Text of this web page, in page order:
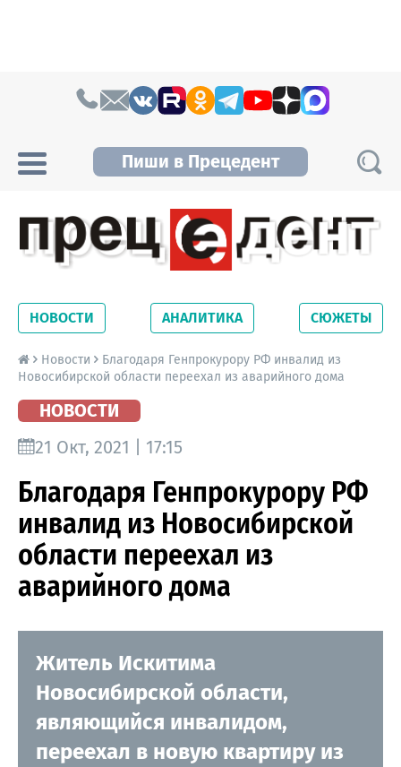
Пиши в Прецедент
Новосибирской области. Читайте свежие
новости на сайте сетевого издания
Precedent.
НОВОСТИ АНАЛИТИКА СЮЖЕТЫ
Новости
Благодаря Генпрокурору РФ инвалид из
Новосибирской области переехал из аварийного дома
НОВОСТИ
21 Окт, 2021 | 17:15
Благодаря Генпрокурору РФ
инвалид из Новосибирской
области переехал из
аварийного дома
Житель Искитима
Новосибирской области,
являющийся инвалидом,
переехал в новую квартиру из